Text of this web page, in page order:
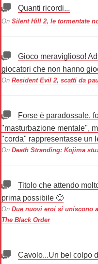
Quanti ricordi...
On Silent Hill 2, le tormentate
Gioco meraviglioso!
giocatori che non hanno
On Resident Evil 2, scatti da
Forse è paradossale,
"masturbazione mentale",
"corda" rappresentasse un
On Death Stranding: Kojima
Titolo che attendo
prima possibile 🙂
On Due nuovi eroi si uniscono
The Black Order
Cavolo...Un bel colpo